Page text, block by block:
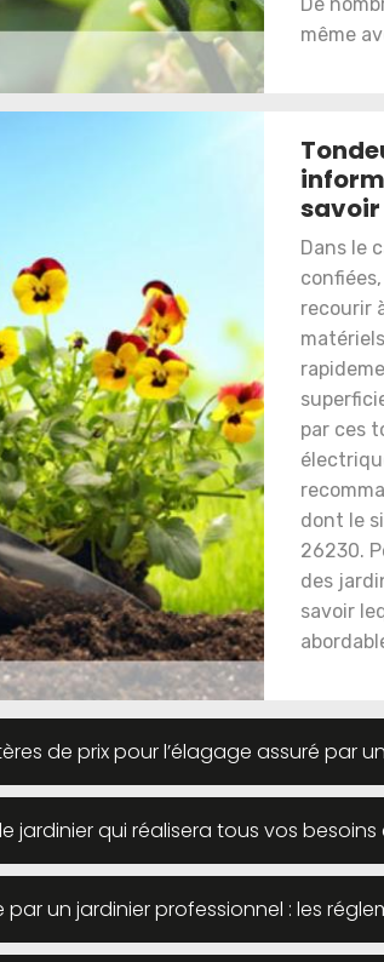
même
savoir
Dans le
recourir
par ces
dont le
26230.
des
savoir
de prix pour l’élagage assuré par
jardinier qui réalisera tous vos
un jardinier professionnel : les